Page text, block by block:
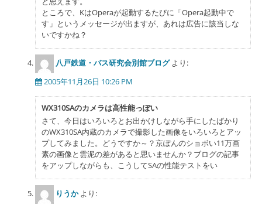
ところで、KはOperaが起動するたびに「Opera起動中で
す」というメッセージが出ますが、あれは広告に該当しな
いですかね？
八戸鉄道・バス研究会別館ブログ より:
2005年11月26日 10:26 PM
WX310SAのカメラは高性能っぽい
さて、今日はいろいろとお出かけしながら手にしたばかり
のWX310SA内蔵のカメラで撮影した画像をいろいろとアッ
プしてみました。どうですか～？京ぽんのショボい11万画
素の画像と雲泥の差があると思いませんか？ブログの記事
をアップしながらも、こうしてSAの性能テストをい
りうか より: